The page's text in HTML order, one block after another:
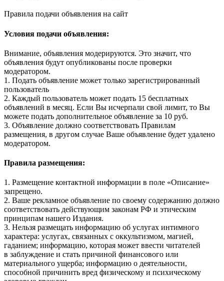
Правила подачи объявления на сайт
Условия подачи объявления:
Внимание, объявления модерируются. Это значит, что
объявления будут опубликованы после проверки
модератором.
1. Подать объявление может только зарегистрированный
пользователь
2. Каждый пользователь может подать 15 бесплатных
объявлений в месяц. Если Вы исчерпали свой лимит, то Вы
можете подать дополнительное объявление за 10 руб.
3. Объявление должно соответствовать Правилам
размещения, в другом случае Ваше объявление будет удалено
модератором.
Правила размещения:
1. Размещение контактной информации в поле «Описание»
запрещено.
2. Ваше рекламное объявление по своему содержанию должно
соответствовать действующим законам РФ и этическим
принципам нашего Издания.
3. Нельзя размещать информацию об услугах интимного
характера: услугах, связанных с оккультизмом, магией,
гаданием; информацию, которая может ввести читателей
в заблуждение и стать причиной финансового или
материального ущерба; информацию о деятельности,
способной причинить вред физическому и психическому